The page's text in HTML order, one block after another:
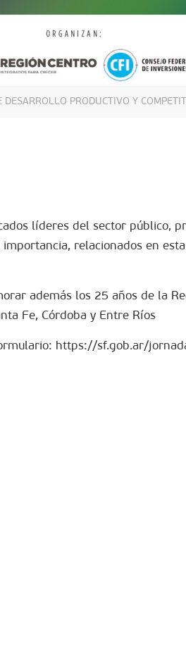
DESARROLLO PRODUCTIVO Y
líderes del sector público,
relacionados en
además los 25 años de la
Fe, Córdoba y Entre Ríos
https://sf.gob.ar/